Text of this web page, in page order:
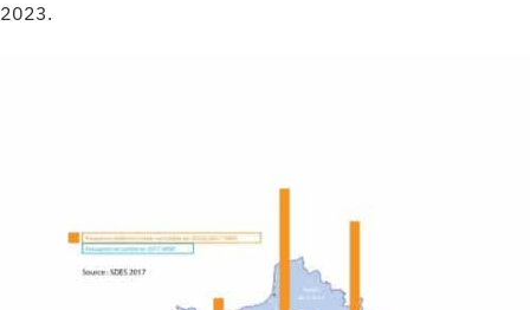
2023.